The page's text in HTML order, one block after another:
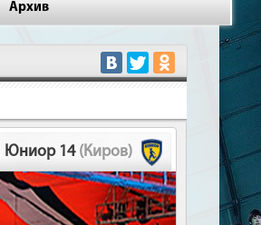
Архив
Юниор 14 (Киров)